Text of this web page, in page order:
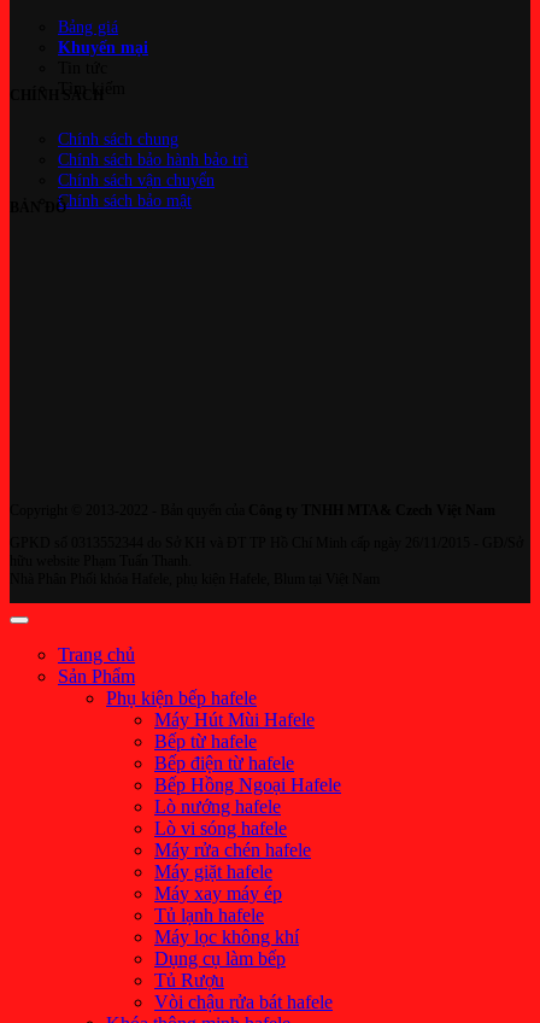
Bảng giá
Khuyến mại
Chính sách chung
Chính sách bảo hành bảo trì
Chính sách vận chuyển
Chính sách bảo mật
BẢN ĐỒ
Trang chủ
Sản Phẩm
Phụ kiện bếp hafele
Máy Hút Mùi Hafele
Bếp từ hafele
Bếp điện từ hafele
Bếp Hồng Ngoại Hafele
Lò nướng hafele
Lò vi sóng hafele
Máy rửa chén hafele
Máy giặt hafele
Máy xay máy ép
Tủ lạnh hafele
Máy lọc không khí
Dụng cụ làm bếp
Tủ Rượu
Vòi chậu rửa bát hafele